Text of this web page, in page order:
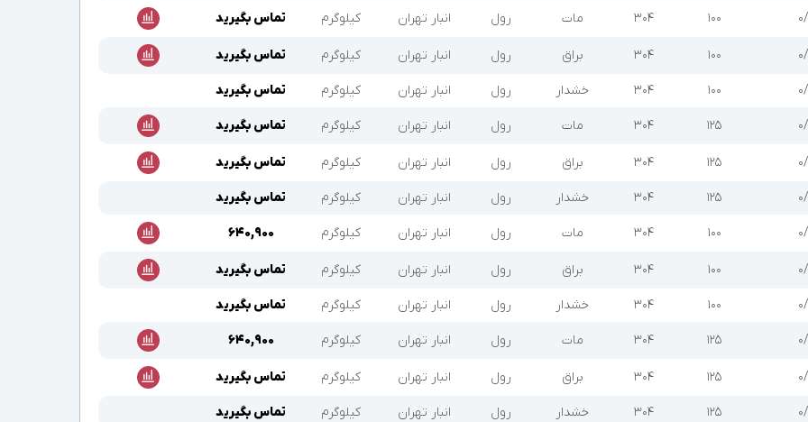
۶ ۱۰۰ 304 مات رول انبار تهران کیلوگرم تماس بگیرید
۶ ۱۰۰ 304 براق رول انبار تهران کیلوگرم تماس بگیرید
۶ ۱۰۰ 304 خشدار رول انبار تهران کیلوگرم تماس بگیرید
۶ ۱۲۵ 304 مات رول انبار تهران کیلوگرم تماس بگیرید
۶ ۱۲۵ 304 براق رول انبار تهران کیلوگرم تماس بگیرید
۶ ۱۲۵ 304 خشدار رول انبار تهران کیلوگرم تماس بگیرید
۱۰۰ 304 مات رول انبار تهران کیلوگرم ۶۴۰,۹۰۰
۱۰۰ 304 براق رول انبار تهران کیلوگرم تماس بگیرید
۱۰۰ 304 خشدار رول انبار تهران کیلوگرم تماس بگیرید
۱۲۵ 304 مات رول انبار تهران کیلوگرم ۶۴۰,۹۰۰
۱۲۵ 304 براق رول انبار تهران کیلوگرم تماس بگیرید
۱۲۵ 304 خشدار رول انبار تهران کیلوگرم تماس بگیرید